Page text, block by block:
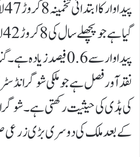
پیداوار سے 0.6 فیصد
نقد آور فصل ہے جو ملکی شوگر
کی ہڈی کی حیثیت رکھتی ہے۔
کے بعد ملک کی دوسری بڑی